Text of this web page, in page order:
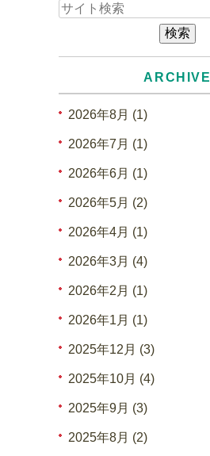
ARCHIVE
2026年8月 (1)
2026年7月 (1)
2026年6月 (1)
2026年5月 (2)
2026年4月 (1)
2026年3月 (4)
2026年2月 (1)
2026年1月 (1)
2025年12月 (3)
2025年10月 (4)
2025年9月 (3)
2025年8月 (2)